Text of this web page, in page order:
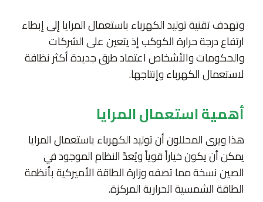
وتهدف تقنية توليد الكهرباء باستعمال المرايا إلى إبطاء
ارتفاع درجة حرارة الكوكب إذ يتعين على الشركات
والحكومات والأشخاص اعتماد طرق جديدة أكثر نظافة
لاستعمال الكهرباء وإنتاجها.
أهمية استعمال المرايا
هذا ويرى المحللون أن توليد الكهرباء باستعمال المرايا
يمكن أن يكون خياراً قوياً ويُعدّ النظام الموجود في
الصين نسخة مما تصفه وزارة الطاقة الأميركية بأنظمة
الطاقة الشمسية الحرارية المركزة.